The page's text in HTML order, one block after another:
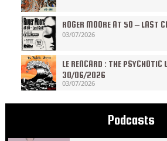
ROGER MOORE AT 50 – LAST
03/07/2026
LE RENCARD : THE PSYCHOTIC
30/06/2026
03/07/2026
Podcasts